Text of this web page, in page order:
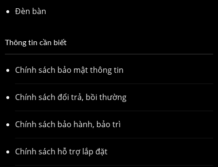
Đèn bàn
Thông tin cần biết
Chính sách bảo mật thông tin
Chính sách đổi trả, bồi thường
Chính sách bảo hành, bảo trì
Chính sách hỗ trợ lắp đặt